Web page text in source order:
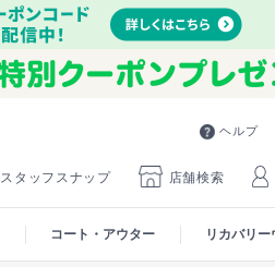
ヘルプ
スタッフスナップ 店舗検索
コート・アウター リカバリー